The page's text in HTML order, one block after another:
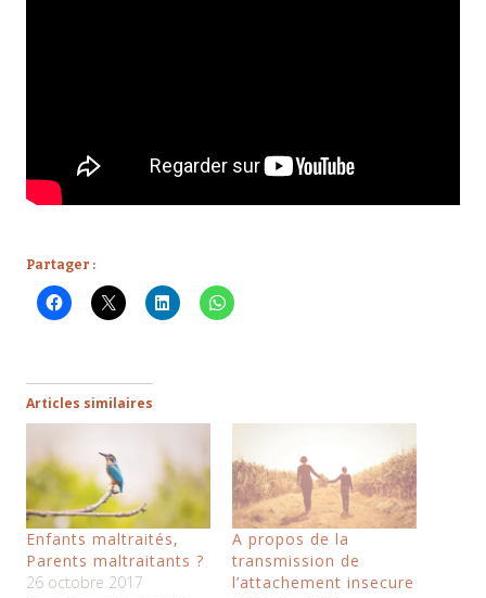
Partager :
Articles similaires
Enfants maltraités,
Parents maltraitants ?
26 octobre 2017
A propos de la
transmission de
l’attachement insecure